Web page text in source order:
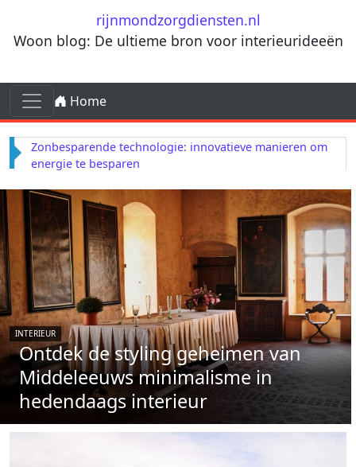
Ga naar de inhoudrijnmondzorgdiensten.nl
Woon blog: De ultieme bron voor interieurideeën
Ga naar de inhoud
Hoofdnavigatie
Home
Zonbesparende technologie: innovatieve manieren om
energie te besparen
INTERIEUR
Ontdek de styling geheimen van
Middeleeuws minimalisme in
hedendaags interieur